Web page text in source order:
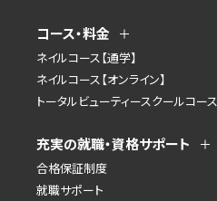
コース・料金
ネイルコース【通学】
ネイルコース【オンライン】
トータルビューティースクールコース
充実の就職・資格サポート
合格保証制度
就職サポート